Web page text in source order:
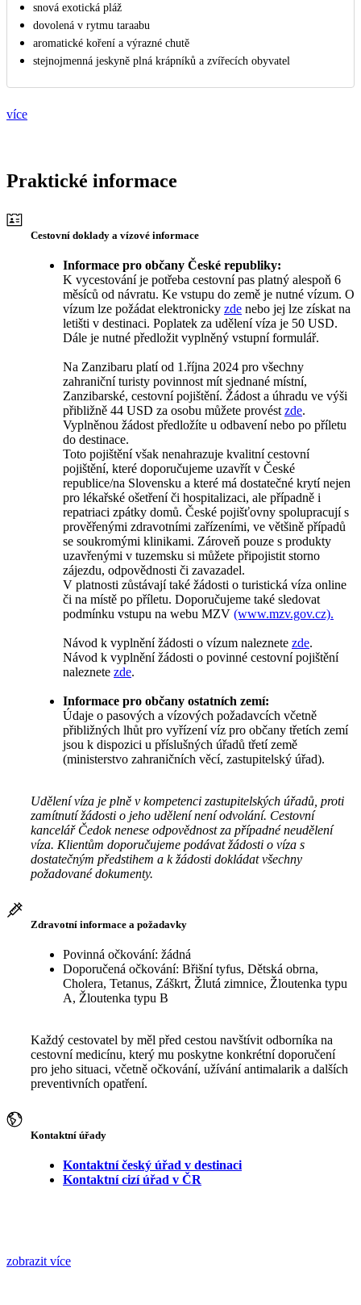
snová exotická pláž
dovolená v rytmu taraabu
aromatické koření a výrazné chutě
stejnojmenná jeskyně plná krápníků a zvířecích obyvatel
více
Praktické informace
Cestovní doklady a vízové informace
Informace pro občany České republiky:
K vycestování je potřeba cestovní pas platný alespoň 6
měsíců od návratu. Ke vstupu do země je nutné vízum. O
vízum lze požádat elektronicky zde nebo jej lze získat na
letišti v destinaci. Poplatek za udělení víza je 50 USD.
Dále je nutné předložit vyplněný vstupní formulář.
Na Zanzibaru platí od 1.října 2024 pro všechny
zahraniční turisty povinnost mít sjednané místní,
Zanzibarské, cestovní pojištění. Žádost a úhradu ve výši
přibližně 44 USD za osobu můžete provést zde.
Vyplněnou žádost předložíte u odbavení nebo po příletu
do destinace.
Toto pojištění však nenahrazuje kvalitní cestovní
pojištění, které doporučujeme uzavřít v České
republice/na Slovensku a které má dostatečné krytí nejen
pro lékařské ošetření či hospitalizaci, ale případně i
repatriaci zpátky domů. České pojišťovny spolupracují s
prověřenými zdravotními zařízeními, ve většině případů
se soukromými klinikami. Zároveň pouze s produkty
uzavřenými v tuzemsku si můžete připojistit storno
zájezdu, odpovědnosti či zavazadel.
V platnosti zůstávají také žádosti o turistická víza online
či na místě po příletu. Doporučujeme také sledovat
podmínku vstupu na webu MZV (www.mzv.gov.cz).
Návod k vyplnění žádosti o vízum naleznete zde.
Návod k vyplnění žádosti o povinné cestovní pojištění
naleznete zde.
Informace pro občany ostatních zemí:
Údaje o pasových a vízových požadavcích včetně
přibližných lhůt pro vyřízení víz pro občany třetích zemí
jsou k dispozici u příslušných úřadů třetí země
(ministerstvo zahraničních věcí, zastupitelský úřad).
Udělení víza je plně v kompetenci zastupitelských úřadů, proti
zamítnutí žádosti o jeho udělení není odvolání. Cestovní
kancelář Čedok nenese odpovědnost za případné neudělení
víza. Klientům doporučujeme podávat žádosti o víza s
dostatečným předstihem a k žádosti dokládat všechny
požadované dokumenty.
Zdravotní informace a požadavky
Povinná očkování: žádná
Doporučená očkování: Břišní tyfus, Dětská obrna,
Cholera, Tetanus, Záškrt, Žlutá zimnice, Žloutenka typu
A, Žloutenka typu B
Každý cestovatel by měl před cestou navštívit odborníka na
cestovní medicínu, který mu poskytne konkrétní doporučení
pro jeho situaci, včetně očkování, užívání antimalarik a dalších
preventivních opatření.
Kontaktní úřady
Kontaktní český úřad v destinaci
Kontaktní cizí úřad v ČR
zobrazit více